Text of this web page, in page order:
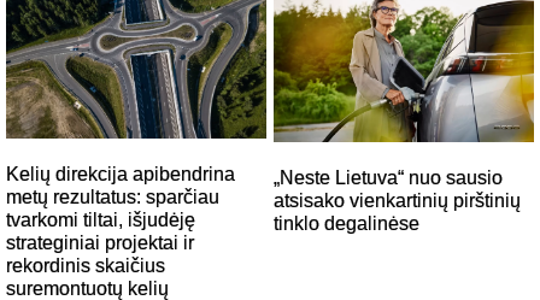
Kelių direkcija apibendrina
metų rezultatus: sparčiau
tvarkomi tiltai, išjudėję
strateginiai projektai ir
rekordinis skaičius
suremontuotų kelių
„Neste Lietuva“ nuo sausio
atsisako vienkartinių pirštinių
tinklo degalinėse